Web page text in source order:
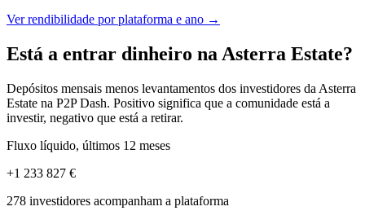
Ver rendibilidade por plataforma e ano →
Está a entrar dinheiro na Asterra Estate?
Depósitos mensais menos levantamentos dos investidores da Asterra
Estate na P2P Dash. Positivo significa que a comunidade está a
investir, negativo que está a retirar.
Fluxo líquido, últimos 12 meses
+1 233 827 €
278 investidores acompanham a plataforma